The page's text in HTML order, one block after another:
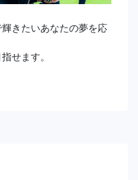
きたいあなたの夢を応
せます。